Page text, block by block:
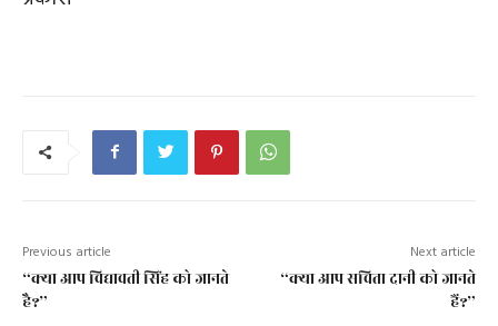
Previous article
“क्या आप विद्यावती सिंह को जानते
है?”
Next article
“क्या आप सविता दानी को जानते
हैं?”